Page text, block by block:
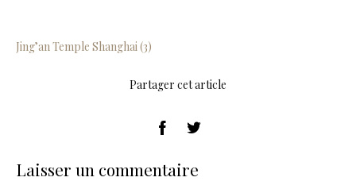
Jing’an Temple Shanghai (3)
Partager cet article
Laisser un commentaire